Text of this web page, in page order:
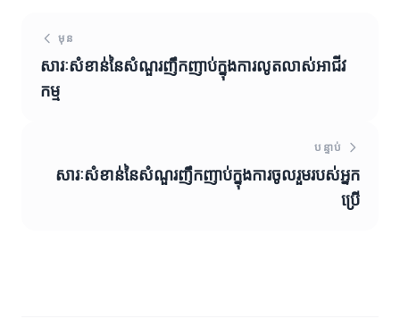
មុន
សារៈសំខាន់នៃសំណួរញឹកញាប់ក្នុងការលូតលាស់អាជីវ
កម្ម
បន្ទាប់
សារៈសំខាន់នៃសំណួរញឹកញាប់ក្នុងការចូលរួមរបស់អ្នក
ប្រើ